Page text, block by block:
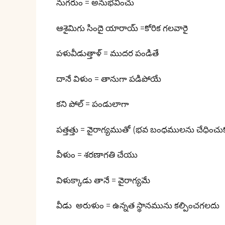
నుగరుం = అనుభవించు
ఆశైమిగు సిందై యారాయ్ =కోరిక గలవారై
పళువీడుత్తాళ్ = ముదర పండితే
దానే విళుం = తానుగా పడిపోయే
కని పోల్ = పండులాగా
పత్తత్తు = వైరాగ్యముతో (భవ బంధములను
వీళుం = శరణాగతి చేయు
విళుక్కాడు తానే = వైరాగ్యమే
వీడు అరుళుం = ఉన్నత స్థానమును కల్పించగలదు